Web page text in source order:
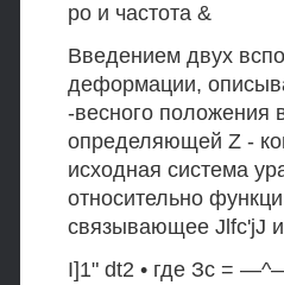
ро и частота &
Введением двух
деформации,
-весного положения
определяющей Z -
исходная система
относительно
связывающее Jlfc'jJ
I]1" dt2 • где Зс =